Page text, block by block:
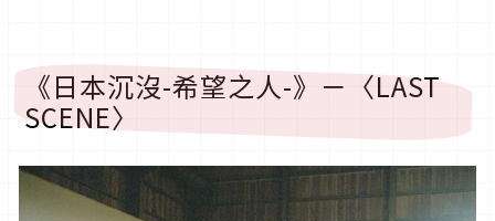
《日本沉沒-希望之人-》－〈LAST
SCENE〉